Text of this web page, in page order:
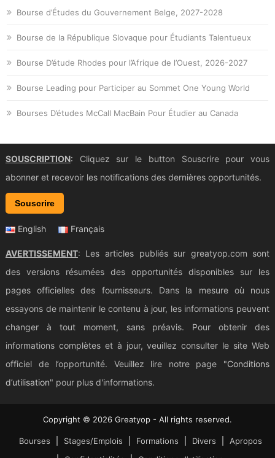
Bourse d’Études du Gouvernement Belge, 2027-2028
Bourse de la République Slovaque pour Étudiants Talentueux
Bourse D’étude Rhodes pour l’Afrique de l’Ouest, 2026-2027
Bourse Leading pour Participer au Sommet One Young World
Bourses D’études McCall MacBain Pour Étudier au Canada
SOUSCRIPTION: Cliquez sur le button Souscrire pour vous
abonner et recevoir les notifications des dernières opportunités.
Souscrire
English Français
AVERTISSEMENT: Les articles publiés sur greatyop.com sont
des versions résumées des opportunités disponibles sur les
pages officielles des fournisseurs. Dans la mesure où nous
essayons de maintenir le contenu à jour, les informations peuvent
changer à tout moment, sans préavis. Pour obtenir des
informations complètes et à jour, veuillez consulter le site Web
officiel de l’opportunité. Veuillez lire notre page "Conditions
d’utilisation" pour plus d'informations.
Copyright © 2026 Greatyop - All rights reserved.
Bourses Stages/Emplois Formations Divers
Apropos